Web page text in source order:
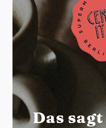
Das